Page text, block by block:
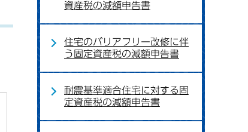
資産税の減額申告書
住宅のバリアフリー改修に伴
う固定資産税の減額申告書
耐震基準適合住宅に対する固
定資産税の減額申告書